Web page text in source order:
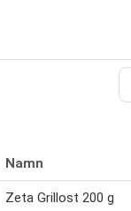
Namn
Zeta Grillost 200 g